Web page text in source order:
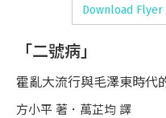
Download Flyer
「二號病」
霍亂大流行與毛澤東時代
方小平 著．萬芷均 譯